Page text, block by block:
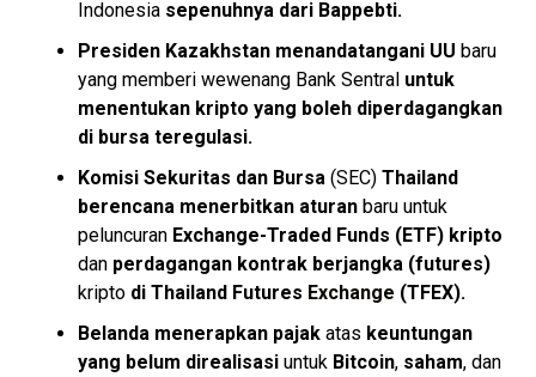
Indonesia sepenuhnya dari Bappebti.
Presiden Kazakhstan menandatangani UU baru
yang memberi wewenang Bank Sentral untuk
menentukan kripto yang boleh diperdagangkan
di bursa teregulasi.
Komisi Sekuritas dan Bursa (SEC) Thailand
berencana menerbitkan aturan baru untuk
peluncuran Exchange-Traded Funds (ETF) kripto
dan perdagangan kontrak berjangka (futures)
kripto di Thailand Futures Exchange (TFEX).
Belanda menerapkan pajak atas keuntungan
yang belum direalisasi untuk Bitcoin, saham, dan